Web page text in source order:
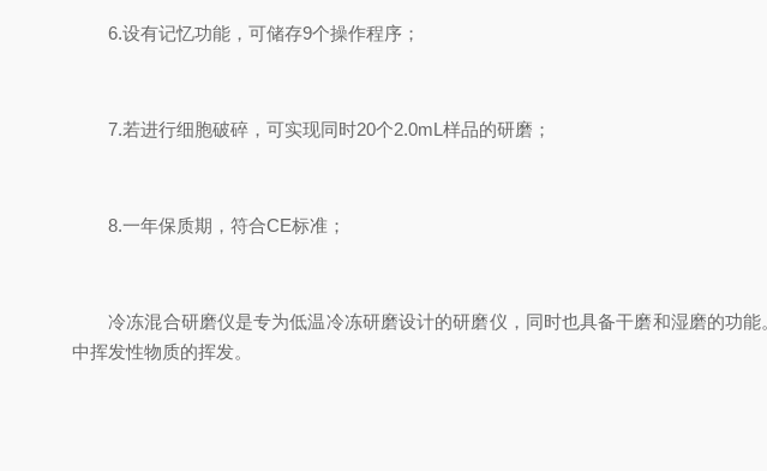
6.设有记忆功能，可储存9个操作程序；
7.若进行细胞破碎，可实现同时20个2.0mL样品的研磨；
8.一年保质期，符合CE标准；
冷冻混合研磨仪是专为低温冷冻研磨设计的研磨仪，同时也具备干磨和湿磨的功能
中挥发性物质的挥发。